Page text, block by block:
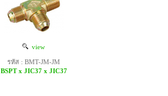
view
รหัส : BMT-JM-JM
BSPT x JIC37 x JIC37